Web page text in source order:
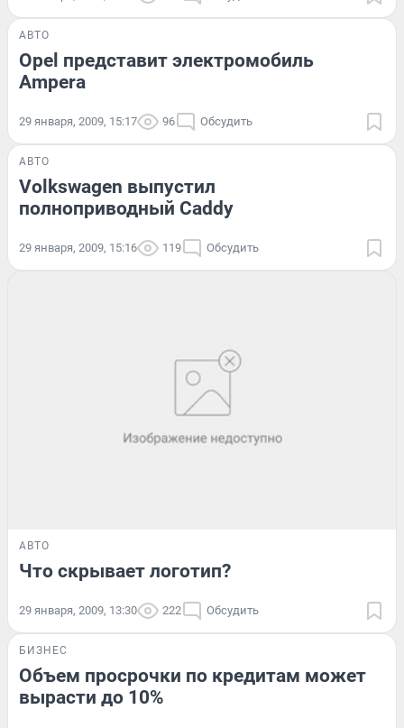
АВТО
Opel представит электромобиль
Ampera
29 января, 2009, 15:17 96 Обсудить
АВТО
Volkswagen выпустил
полноприводный Caddy
29 января, 2009, 15:16 119 Обсудить
АВТО
Что скрывает логотип?
29 января, 2009, 13:30 222 Обсудить
БИЗНЕС
Объем просрочки по кредитам может
вырасти до 10%